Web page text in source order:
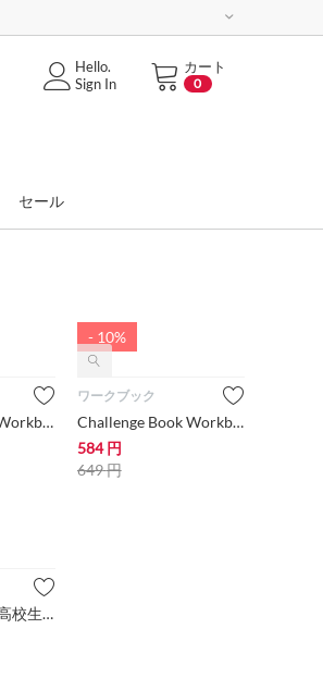
カート
0
Hello.
Sign In
セール
Challenge Book Workbook #1A【小学生にオススメ 英語教材・ワークブック】
- 10%
ワークブック
Challenge Book Workbook #1B【小学生にオススメ 英語教材・ワークブック】
584 円
649円
Takeoff! & CD【高校生・大学生・大人にオススメ 英語教材】